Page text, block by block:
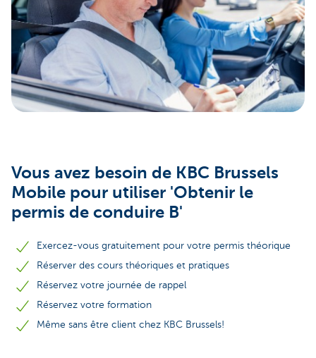
Brussels
Vous avez besoin de KBC Brussels
Mobile pour utiliser 'Obtenir le
permis de conduire B'
Exercez-vous gratuitement pour votre permis théorique
Réserver des cours théoriques et pratiques
Réservez votre journée de rappel
Réservez votre formation
Même sans être client chez KBC Brussels!